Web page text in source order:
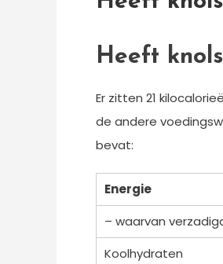
Heeft
Er zitten 21
de andere
bevat:
Energie
– waarvan
Koolhydraten